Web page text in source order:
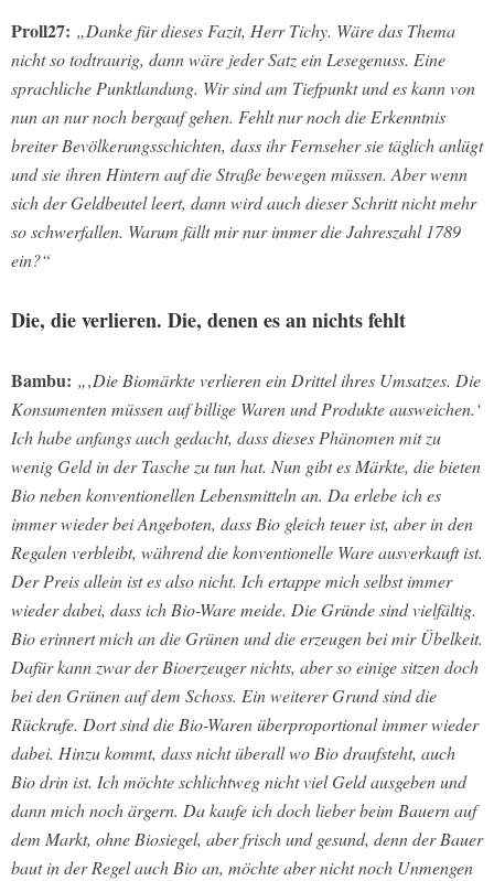
Proll27: „Danke für dieses Fazit, Herr Tichy. Wäre das Thema
nicht so todtraurig, dann wäre jeder Satz ein Lesegenuss. Eine
sprachliche Punktlandung. Wir sind am Tiefpunkt und es kann von
nun an nur noch bergauf gehen. Fehlt nur noch die Erkenntnis
breiter Bevölkerungsschichten, dass ihr Fernseher sie täglich anlügt
und sie ihren Hintern auf die Straße bewegen müssen. Aber wenn
sich der Geldbeutel leert, dann wird auch dieser Schritt nicht mehr
so schwerfallen. Warum fällt mir nur immer die Jahreszahl 1789
ein?“
Die, die verlieren. Die, denen es an nichts fehlt
Bambu: „‚Die Biomärkte verlieren ein Drittel ihres Umsatzes. Die
Konsumenten müssen auf billige Waren und Produkte ausweichen.‘
Ich habe anfangs auch gedacht, dass dieses Phänomen mit zu
wenig Geld in der Tasche zu tun hat. Nun gibt es Märkte, die bieten
Bio neben konventionellen Lebensmitteln an. Da erlebe ich es
immer wieder bei Angeboten, dass Bio gleich teuer ist, aber in den
Regalen verbleibt, während die konventionelle Ware ausverkauft ist.
Der Preis allein ist es also nicht. Ich ertappe mich selbst immer
wieder dabei, dass ich Bio-Ware meide. Die Gründe sind vielfältig.
Bio erinnert mich an die Grünen und die erzeugen bei mir Übelkeit.
Dafür kann zwar der Bioerzeuger nichts, aber so einige sitzen doch
bei den Grünen auf dem Schoss. Ein weiterer Grund sind die
Rückrufe. Dort sind die Bio-Waren überproportional immer wieder
dabei. Hinzu kommt, dass nicht überall wo Bio draufsteht, auch
Bio drin ist. Ich möchte schlichtweg nicht viel Geld ausgeben und
dann mich noch ärgern. Da kaufe ich doch lieber beim Bauern auf
dem Markt, ohne Biosiegel, aber frisch und gesund, denn der Bauer
baut in der Regel auch Bio an, möchte aber nicht noch Unmengen